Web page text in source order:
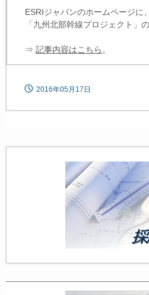
ESRIジャパンのホームページに
「九州北部幹線プロジェクト」
⇒ 記事内容はこちら 。
2016年05月17日